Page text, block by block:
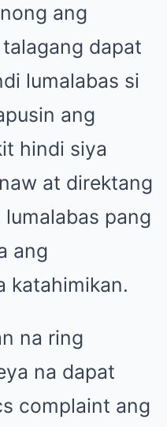
ang
dapat
lumalabas si
ang
hindi siya
at direktang
pang
ang
katahimikan.
na ring
na dapat
complaint ang